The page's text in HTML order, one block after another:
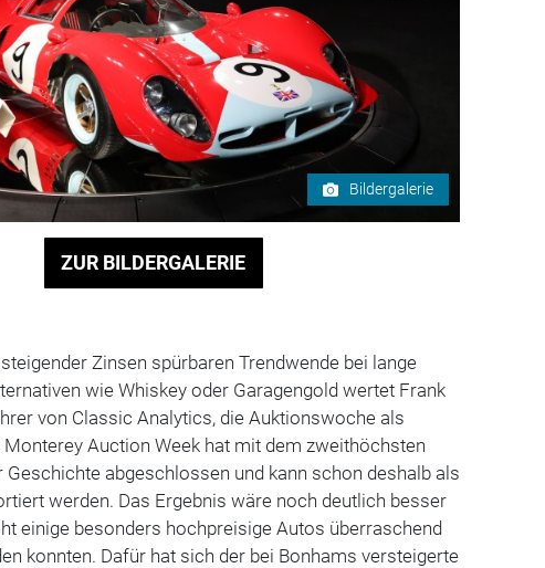
Bildergalerie
ZUR BILDERGALERIE
Zinsen spürbaren Trendwende bei lange
wie Whiskey oder Garagengold wertet Frank
von Classic Analytics, die Auktionswoche als
Auction Week hat mit dem zweithöchsten
abgeschlossen und kann schon deshalb als
werden. Das Ergebnis wäre noch deutlich besser
einige besonders hochpreisige Autos überraschend
konnten. Dafür hat sich der bei Bonhams versteigerte